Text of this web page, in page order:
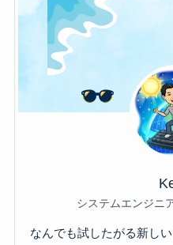
システムエンジニ
なんでも試したがる新し